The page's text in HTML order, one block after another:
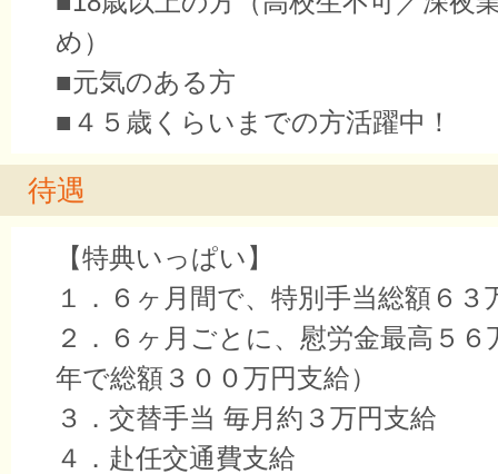
め）
■元気のある方
■４５歳くらいまでの方活躍中！
待遇
【特典いっぱい】
１．６ヶ月間で、特別手当総額６３
２．６ヶ月ごとに、慰労金最高５６
年で総額３００万円支給）
３．交替手当 毎月約３万円支給
４．赴任交通費支給